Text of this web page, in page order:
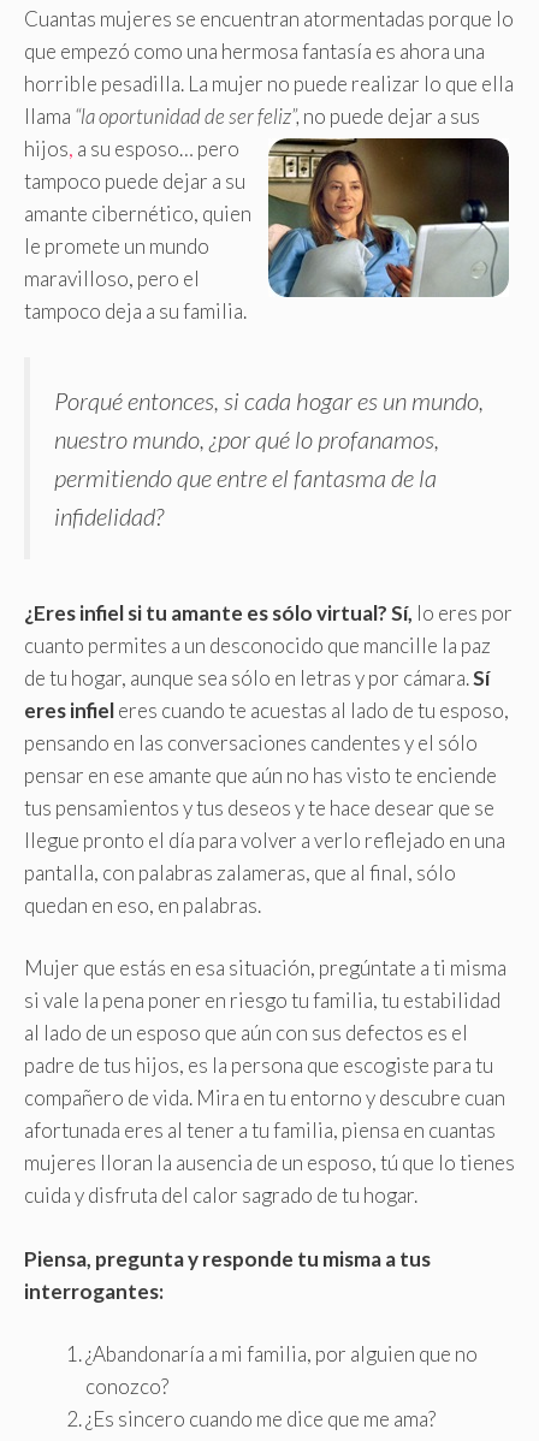
Cuantas mujeres se encuentran atormentadas porque lo
que empezó como una hermosa fantasía es ahora una
horrible pesadilla. La mujer no puede realizar lo que ella
llama “la oportunidad de ser feliz”, no puede dejar a sus
hijos, a su esposo… pero
tampoco puede dejar a su
amante cibernético, quien
le promete un mundo
maravilloso, pero el
tampoco deja a su familia.
Porqué entonces, si cada hogar es un mundo,
nuestro mundo, ¿por qué lo profanamos,
permitiendo que entre el fantasma de la
infidelidad?
¿Eres infiel si tu amante es sólo virtual? Sí, lo eres por
cuanto permites a un desconocido que mancille la paz
de tu hogar, aunque sea sólo en letras y por cámara.Sí
eres infieleres cuando te acuestas al lado de tu esposo,
pensando en las conversaciones candentes y el sólo
pensar en ese amante que aún no has visto te enciende
tus pensamientos y tus deseos y te hace desear que se
llegue pronto el día para volver a verlo reflejado en una
pantalla, con palabras zalameras, que al final, sólo
quedan en eso, en palabras.
Mujer que estás en esa situación, pregúntate a ti misma
si vale la pena poner en riesgo tu familia, tu estabilidad
al lado de un esposo que aún con sus defectos es el
padre de tus hijos, es la persona que escogiste para tu
compañero de vida. Mira en tu entorno y descubre cuan
afortunada eres al tener a tu familia, piensa en cuantas
mujeres lloran la ausencia de un esposo, tú que lo tienes
cuida y disfruta del calor sagrado de tu hogar.
Piensa, pregunta y responde tu misma a tus
interrogantes:
¿Abandonaría a mi familia, por alguien que no
conozco?
¿Es sincero cuando me dice que me ama?